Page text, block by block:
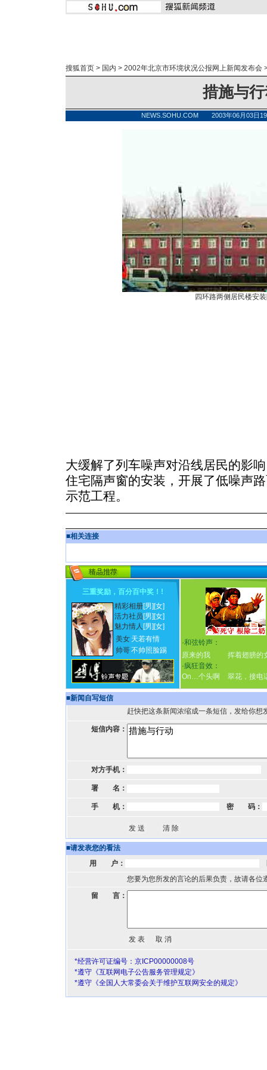
搜狐首页 > 国内 > 2002年北京市环境状况公报网上新闻发布会
措施与
NEWS.SOHU.COM 2003年06月03日
四环路两侧居民楼安
大缓解了列车噪声对沿线居民的影
住宅隔声窗的安装，开展了低噪声
示范工程。
■相关连接
三重奖励，百分百中奖！ !
精彩相册[男] [女]
活力社员 [男] [女]
魅力情人 [男] [女]
美女 天若有情
帅哥不帅照脸踢
·和弦铃声：
原来的我
挥着翅膀的
·疯狂音效：
On…个头啊
翠花，接
■新闻自写短信
赶快把这条新闻浓缩成一条短信，发给你想
短信内容：
对方手机：
署 名：
手 机： 密 码：
■请发表您的看法
用 户：
您要为您所发的言论的后果负责，故请各位
留 言：
*经营许可证编号：京ICP00000008号
*遵守《互联网电子公告服务管理规定》
*遵守《全国人大常委会关于维护互联网安全的规定》